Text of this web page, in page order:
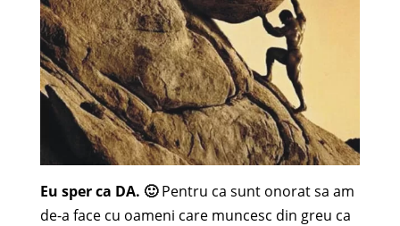
Eu sper ca DA. 🙂Pentru ca sunt onorat sa am
de-a face cu oameni care muncesc din greu ca